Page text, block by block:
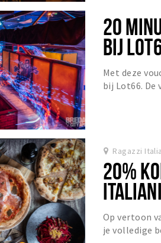
20
BIJ
Met deze
bij Lot66. De
Ragazzi
20%
Op vertoon
je volledige